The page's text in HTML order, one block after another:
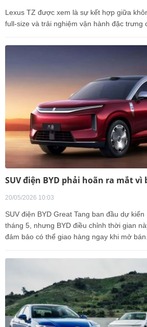
Lexus TZ được xem là sự kết hợp giữa
full-size và trải nghiệm vận hành đặc trưng
SUV điện BYD phải hoãn ra mắt vì
20/05/2026 10:03
SUV điện BYD Great Tang ban đầu dự
tháng 5, nhưng BYD điều chỉnh thời gian
đảm bảo có thể giao hàng ngay khi mở bán.